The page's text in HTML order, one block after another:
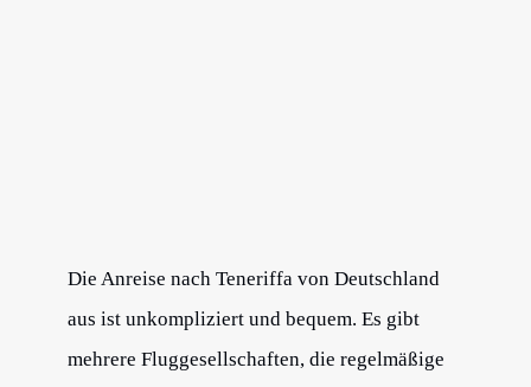
Die Anreise nach Teneriffa von Deutschland
aus ist unkompliziert und bequem. Es gibt
mehrere Fluggesellschaften, die regelmäßige